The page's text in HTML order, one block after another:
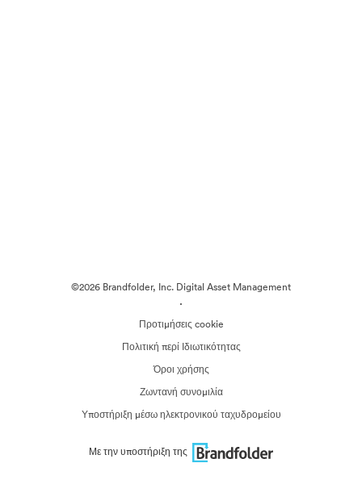
©2026 Brandfolder, Inc. Digital Asset Management
·
Προτιμήσεις cookie
Πολιτική περί Ιδιωτικότητας
Όροι χρήσης
Ζωντανή συνομιλία
Υποστήριξη μέσω ηλεκτρονικού ταχυδρομείου
Με την υποστήριξη της